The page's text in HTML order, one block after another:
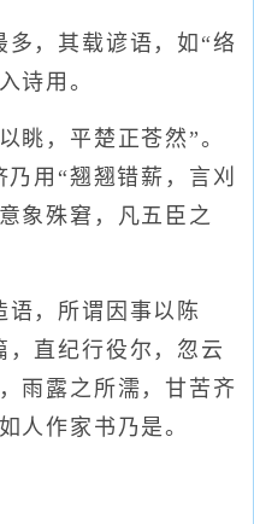
，其载谚语，如“络
诗用。
，平楚正苍然”。
用“翘翘错薪，言刈
象殊窘，凡五臣之
，所谓因事以陈
直纪行役尔，忽云
雨露之所濡，甘苦齐
人作家书乃是。